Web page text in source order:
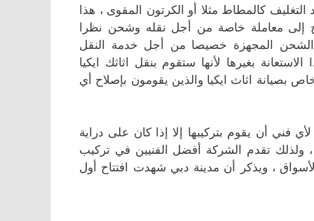
كالمطاط مثلا أو الكرتون المقوى ، هذا
إلى معاملة خاصة من أجل نقله وشحن نظرا
الشحن المجهزة خصيصا من أجل خدمة النقل
بغيرها لأنها ستقوم بنقل اثاثك ايكيا
اثاث ايكيا والذين يقومون بإصلاح أي
فني أن يقوم بتركيبها إلا إذا كان على دراية
ولذلك تقدم الشركة أفضل الفنيين في تركيب
، ويذكر أن مدينة دبي شهدت افتتاح أول